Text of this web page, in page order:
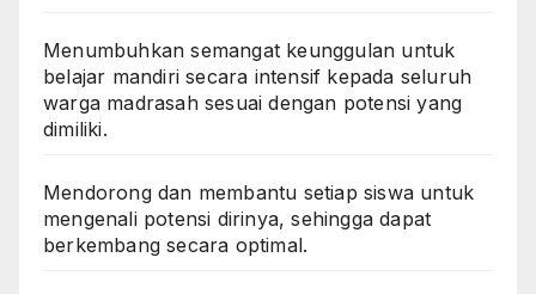
Menumbuhkan semangat keunggulan untuk
belajar mandiri secara intensif kepada seluruh
warga madrasah sesuai dengan potensi yang
dimiliki.
Mendorong dan membantu setiap siswa untuk
mengenali potensi dirinya, sehingga dapat
berkembang secara optimal.